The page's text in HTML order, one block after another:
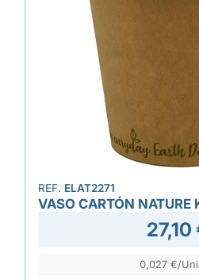
REF. ELAT2271
VASO CARTÓN NATURE
27,10
0,027 €/